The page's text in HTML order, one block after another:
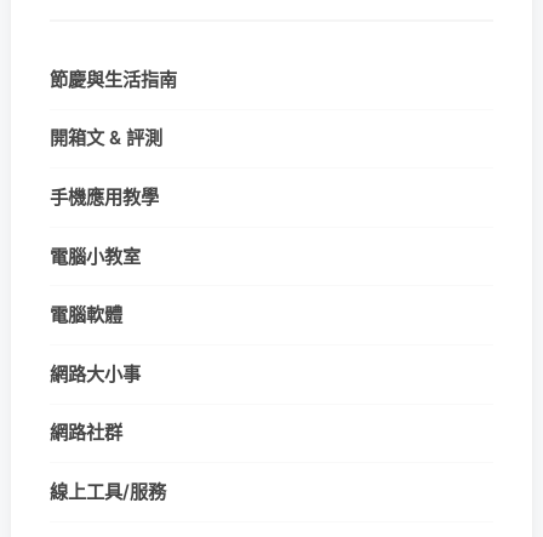
節慶與生活指南
開箱文 & 評測
手機應用教學
電腦小教室
電腦軟體
網路大小事
網路社群
線上工具/服務